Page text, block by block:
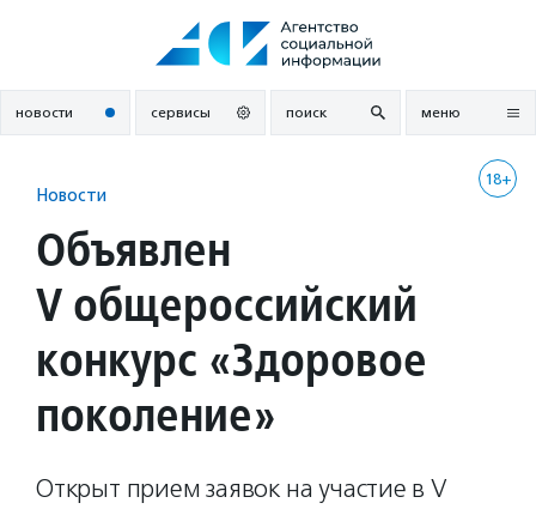
новости сервисы поиск меню
18+
Новости
Объявлен
V общероссийский
конкурс «Здоровое
поколение»
Открыт прием заявок на участие в V